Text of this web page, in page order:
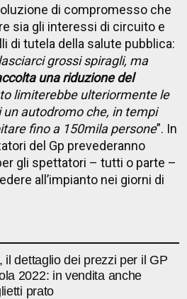
di compromesso che
sia gli interessi di circuito e
di tutela della salute pubblica:
grossi spiragli, ma
una riduzione del
limiterebbe ulteriormente le
un autodromo che, in tempi
fino a 150mila persone”. In
del Gp prevederanno
gli spettatori – tutti o parte –
all’impianto nei giorni di
il dettaglio dei prezzi per il GP
2022: in vendita anche
prato